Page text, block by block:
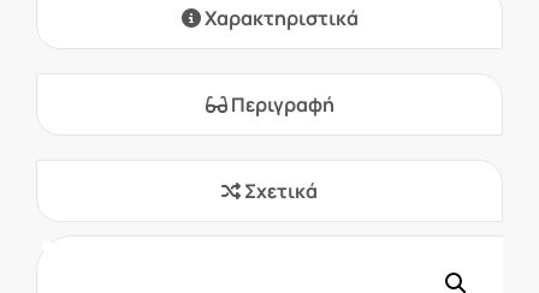
Χαρακτηριστικά
Περιγραφή
Σχετικά